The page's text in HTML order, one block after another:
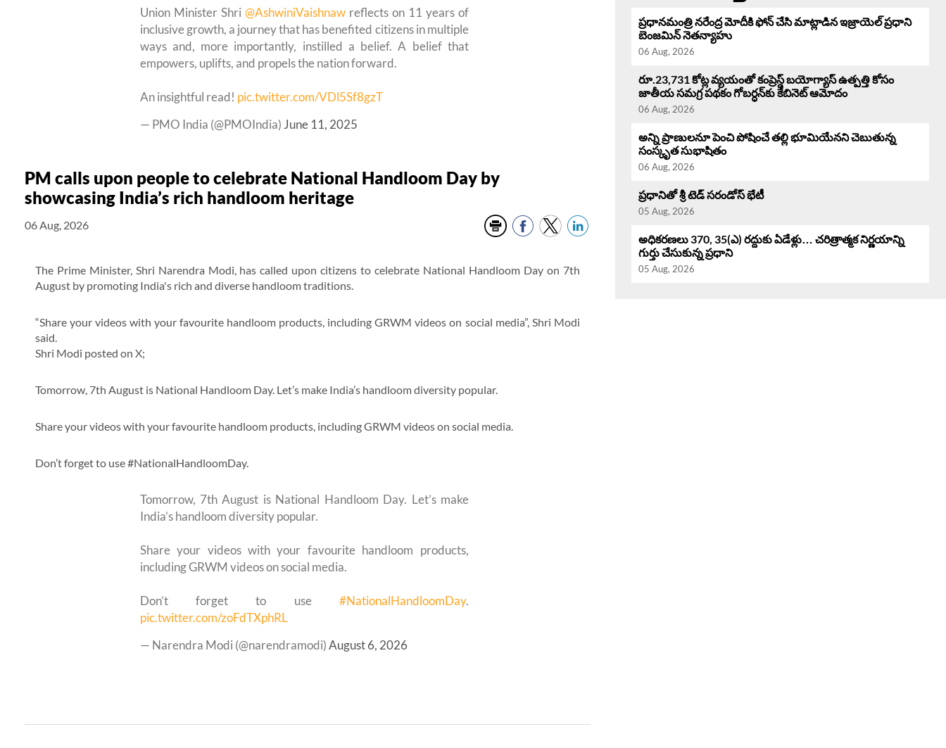
Union Minister Shri @AshwiniVaishnawreflects on 11 years of
inclusive growth, a journey that has benefited citizens in multiple
ways and, more importantly, instilled a belief. A belief that
empowers, uplifts, and propels the nation forward.
An insightful read! pic.twitter.com/VDl5Sf8gzT
— PMO India (@PMOIndia)June 11, 2025
PM calls upon people to celebrate National Handloom Day by
showcasing India’s rich handloom heritage
06 Aug, 2026
The Prime Minister, Shri Narendra Modi, has called upon citizens to celebrate National Handloom Day on 7th
August by promoting India's rich and diverse handloom traditions.
“Share your videos with your favourite handloom products, including GRWM videos on social media”, Shri Modi
said.
Shri Modi posted on X;
Tomorrow, 7th August is National Handloom Day. Let’s make India’s handloom diversity popular.
Share your videos with your favourite handloom products, including GRWM videos on social media.
Don’t forget to use #NationalHandloomDay.
Tomorrow, 7th August is National Handloom Day. Let’s make
India’s handloom diversity popular.
Share your videos with your favourite handloom products,
including GRWM videos on social media.
Don’t forget to use #NationalHandloomDay.
pic.twitter.com/zoFdTXphRL
— Narendra Modi (@narendramodi)August 6, 2026
ప్రధానమంత్రి నరేంద్ర మోదీకి ఫోన్ చేసి మాట్లాడిన ఇజ్రాయెల్ ప్రధాని
బెంజమిన్ నెతన్యాహు
06 Aug, 2026
రూ.23,731 కోట్ల వ్యయంతో కంప్రెస్డ్ బయోగ్యాస్ ఉత్పత్తి కోసం
జాతీయ సమగ్ర పథకం గోబర్ధన్‌కు కేబినెట్ ఆమోదం
06 Aug, 2026
అన్ని ప్రాణులనూ పెంచి పోషించే తల్లి భూమియేనని చెబుతున్న
సంస్కృత సుభాషితం
06 Aug, 2026
ప్రధానితో శ్రీ టెడ్ సరండోస్ భేటీ
05 Aug, 2026
అధికరణలు 370, 35(ఎ) రద్దుకు ఏడేళ్లు… చరిత్రాత్మక నిర్ణయాన్ని
గుర్తు చేసుకున్న ప్రధాని
05 Aug, 2026